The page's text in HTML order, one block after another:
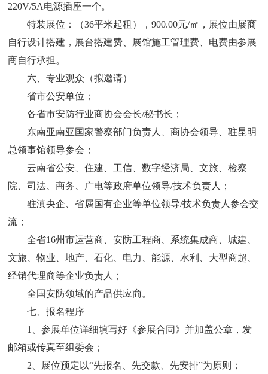
220V/5A电源插座一个。
特装展位：（36平米起租），900.00元/㎡，展位由展商
自行设计搭建，展台搭建费、展馆施工管理费、电费由参展
商自行承担。
六、专业观众 （拟邀请）
省市公安单位；
各省市安防行业商协会会长/秘书长 ；
东南亚南亚国家警察部门负责人、商协会领导、驻昆明
总领事馆领导参会；
云南省公安、住建、工信 、数字经济局、文旅、检察
院、司法 、商务、广电等政府单位领导/技术负责人；
驻滇央企、省属国有企业等单位领导/技术负责人参会交
流；
全省16州市运营商、安防工程商、系统集成商、城建、
文旅、物业、地产、石化、电力、能源、水利、大型商超、
经销代理商等企业负责人
；
全国安防领域的产品供应商。
七、报名程序
1、参展单位详细填写好《参展合同》并加盖公章，发
邮箱或传真至组委会；
2、 展位预定 以“先报名、先交款、先安排”为原则；